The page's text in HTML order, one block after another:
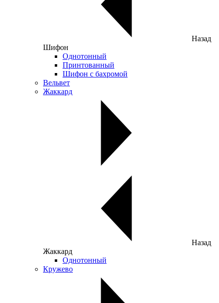
Назад
Шифон
Однотонный
Принтованный
Шифон с бахромой
Вельвет
Жаккард
Назад
Жаккард
Однотонный
Кружево